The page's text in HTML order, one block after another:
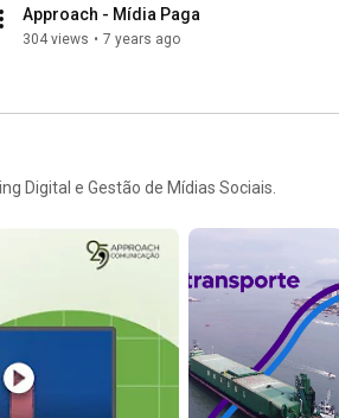
Approach - Mídia Paga
304 views • 7 years ago
Digital e Gestão de Mídias Sociais.